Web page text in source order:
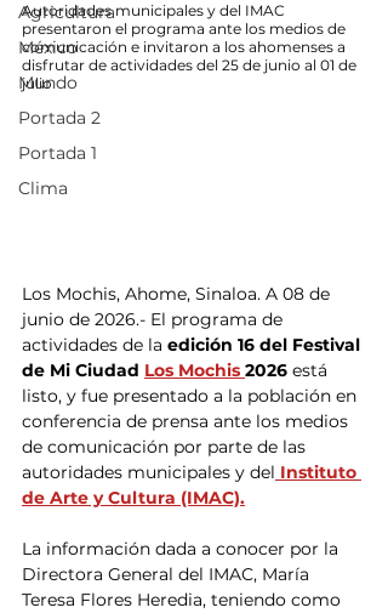
Agricultura
México
Mundo
Portada 2
Portada 1
Clima
Autoridades municipales y del IMAC
presentaron el programa ante los medios de
comunicación e invitaron a los ahomenses a
disfrutar de actividades del 25 de junio al 01 de
julio
Los Mochis, Ahome, Sinaloa. A 08 de
junio de 2026.- El programa de
actividades de la edición 16 del Festival
de Mi Ciudad Los Mochis 2026 está
listo, y fue presentado a la población en
conferencia de prensa ante los medios
de comunicación por parte de las
autoridades municipales y del Instituto
de Arte y Cultura (IMAC).
La información dada a conocer por la
Directora General del IMAC, María
Teresa Flores Heredia, teniendo como